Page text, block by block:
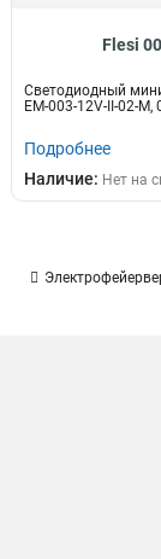
Flesi
Светодиодный
EM-003-12V-II-02-M,
Подробнее
Наличие: Нет на